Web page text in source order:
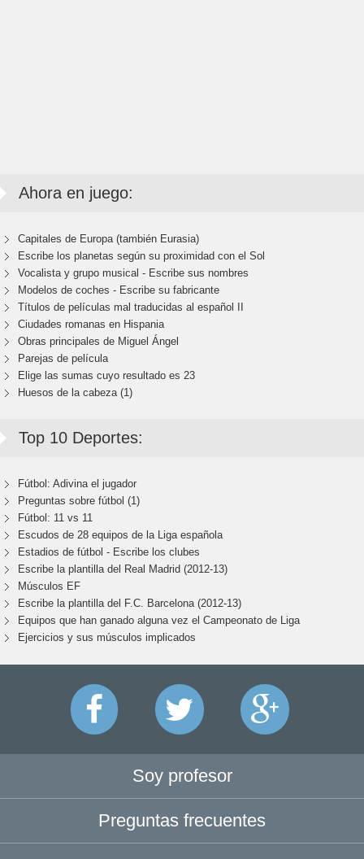
Ahora en juego:
Capitales de Europa (también Eurasia)
Escribe los planetas según su proximidad con el Sol
Vocalista y grupo musical - Escribe sus nombres
Modelos de coches - Escribe su fabricante
Títulos de películas mal traducidas al español II
Ciudades romanas en Hispania
Obras principales de Miguel Ángel
Parejas de película
Elige las sumas cuyo resultado es 23
Huesos de la cabeza (1)
Top 10 Deportes:
Fútbol: Adivina el jugador
Preguntas sobre fútbol (1)
Fútbol: 11 vs 11
Escudos de 28 equipos de la Liga española
Estadios de fútbol - Escribe los clubes
Escribe la plantilla del Real Madrid (2012-13)
Músculos EF
Escribe la plantilla del F.C. Barcelona (2012-13)
Equipos que han ganado alguna vez el Campeonato de Liga
Ejercicios y sus músculos implicados
Soy profesor
Preguntas frecuentes